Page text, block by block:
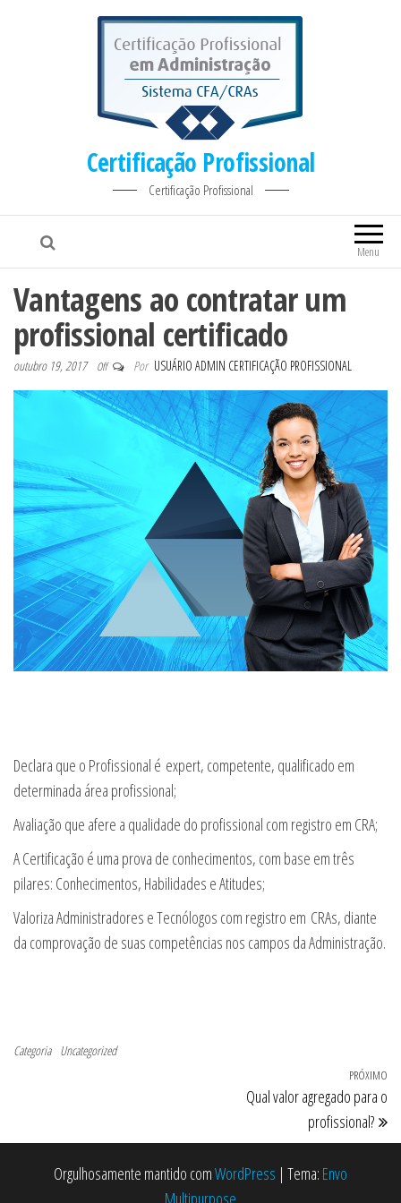
Certificação Profissional
Certificação Profissional
Menu
Vantagens ao contratar um
profissional certificado
outubro 19, 2017 Off Por USUÁRIO ADMIN CERTIFICAÇÃO PROFISSIONAL
Declara que o Profissional é expert, competente, qualificado em
determinada área profissional;
Avaliação que afere a qualidade do profissional com registro em CRA;
A Certificação é uma prova de conhecimentos, com base em três
pilares: Conhecimentos, Habilidades e Atitudes;
Valoriza Administradores e Tecnólogos com registro em CRAs, diante
da comprovação de suas competências nos campos da Administração.
Categoria Uncategorized
PRÓXIMO
Qual valor agregado para o
profissional?
Orgulhosamente mantido comWordPress | Tema: Envo
Multipurpose